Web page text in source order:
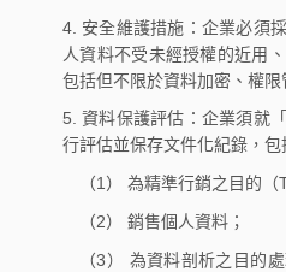
4. 安全維護措施：企業必須
人資料不受未經授權的近用
包括但不限於資料加密、權限
5. 資料保護評估：企業須就
行評估並保存文件化紀錄，包
（1） 為精準行銷之目的
（2） 銷售個人資料；
（3） 為資料剖析之目的